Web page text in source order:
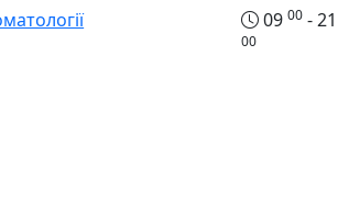
09 00- 21
00